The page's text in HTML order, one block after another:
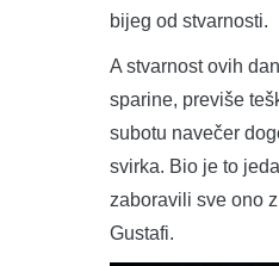
bijeg od stvarnosti.
A stvarnost ovih
sparine, previše
subotu navečer
svirka. Bio je to
zaboravili sve ono
Gustafi.